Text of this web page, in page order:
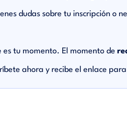
dudas sobre tu inscripción o
es tu momento. El momento de
ahora y recibe el enlace